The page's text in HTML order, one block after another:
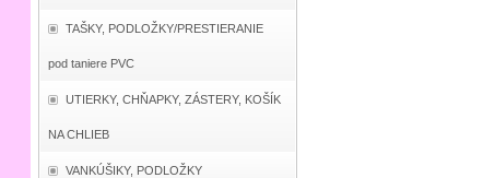
TAŠKY, PODLOŽKY/PRESTIERANIE
pod taniere PVC
UTIERKY, CHŇAPKY, ZÁSTERY, KOŠÍK
NA CHLIEB
VANKÚŠIKY, PODLOŽKY